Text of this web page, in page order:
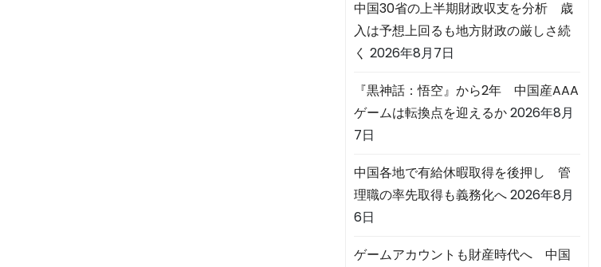
中国30省の上半期財政収支を分析 歳
入は予想上回るも地方財政の厳しさ続
く 2026年8月7日
『黒神話：悟空』から2年 中国産AAA
ゲームは転換点を迎えるか2026年8月
7日
中国各地で有給休暇取得を後押し 管
理職の率先取得も義務化へ2026年8月
6日
ゲームアカウントも財産時代へ 中国